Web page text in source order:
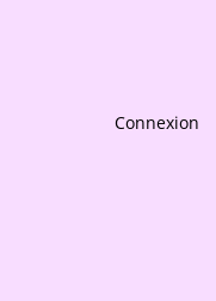
Connexion